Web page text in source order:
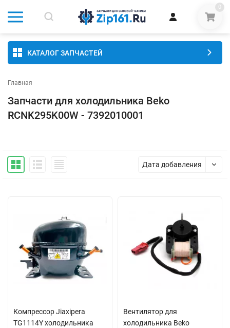
0
КАТАЛОГ ЗАПЧАСТЕЙ
Главная
Запчасти для холодильника Beko
RCNK295K00W - 7392010001
Дата добавления
Компрессор Jiaxipera
TG1114Y холодильника
Вентилятор для
холодильника Beko